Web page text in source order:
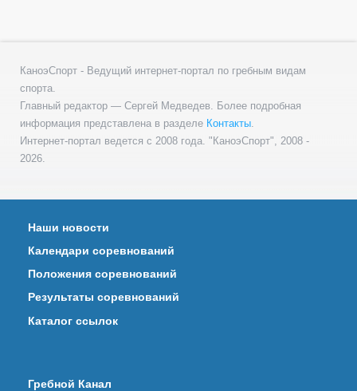
КаноэСпорт - Ведущий интернет-портал по гребным видам
спорта.
Главный редактор — Сергей Медведев. Более подробная
информация представлена в разделе Контакты
Интернет-портал ведется с 2008 года. "КаноэСпорт", 2008 -
2026.
Наши новости
Календари соревнований
Положения соревнований
Результаты соревнований
Каталог ссылок
Гребной Канал